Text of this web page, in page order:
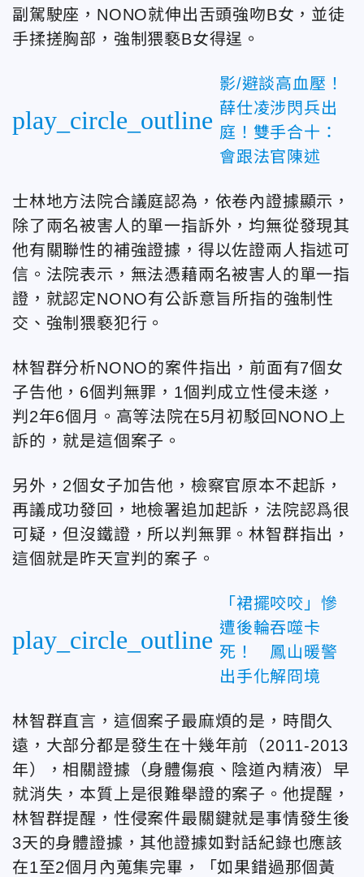
副駕駛座，NONO就伸出舌頭強吻B女，並徒
手揉搓胸部，強制猥褻B女得逞。
play_circle_outline
影/避談高血壓！
薛仕凌涉閃兵出
庭！雙手合十：
會跟法官陳述
士林地方法院合議庭認為，依卷內證據顯示，
除了兩名被害人的單一指訴外，均無從發現其
他有關聯性的補強證據，得以佐證兩人指述可
信。法院表示，無法憑藉兩名被害人的單一指
證，就認定NONO有公訴意旨所指的強制性
交、強制猥褻犯行。
林智群分析NONO的案件指出，前面有7個女
子告他，6個判無罪，1個判成立性侵未遂，
判2年6個月。高等法院在5月初駁回NONO上
訴的，就是這個案子。
另外，2個女子加告他，檢察官原本不起訴，
再議成功發回，地檢署追加起訴，法院認爲很
可疑，但沒鐵證，所以判無罪。林智群指出，
這個就是昨天宣判的案子。
play_circle_outline
「裙擺咬咬」慘
遭後輪吞噬卡
死！ 鳳山暖警
出手化解冏境
林智群直言， 這個案子最麻煩的是，時間久
遠，大部分都是發生在十幾年前（2011-2013
年），相關證據（身體傷痕、陰道內精液）早
就消失，本質上是很難舉證的案子。他提醒，
林智群提醒，性侵案件最關鍵就是事情發生後
3天的身體證據，其他證據如對話紀錄也應該
在1至2個月內蒐集完畢 ，「如果錯過那個黃